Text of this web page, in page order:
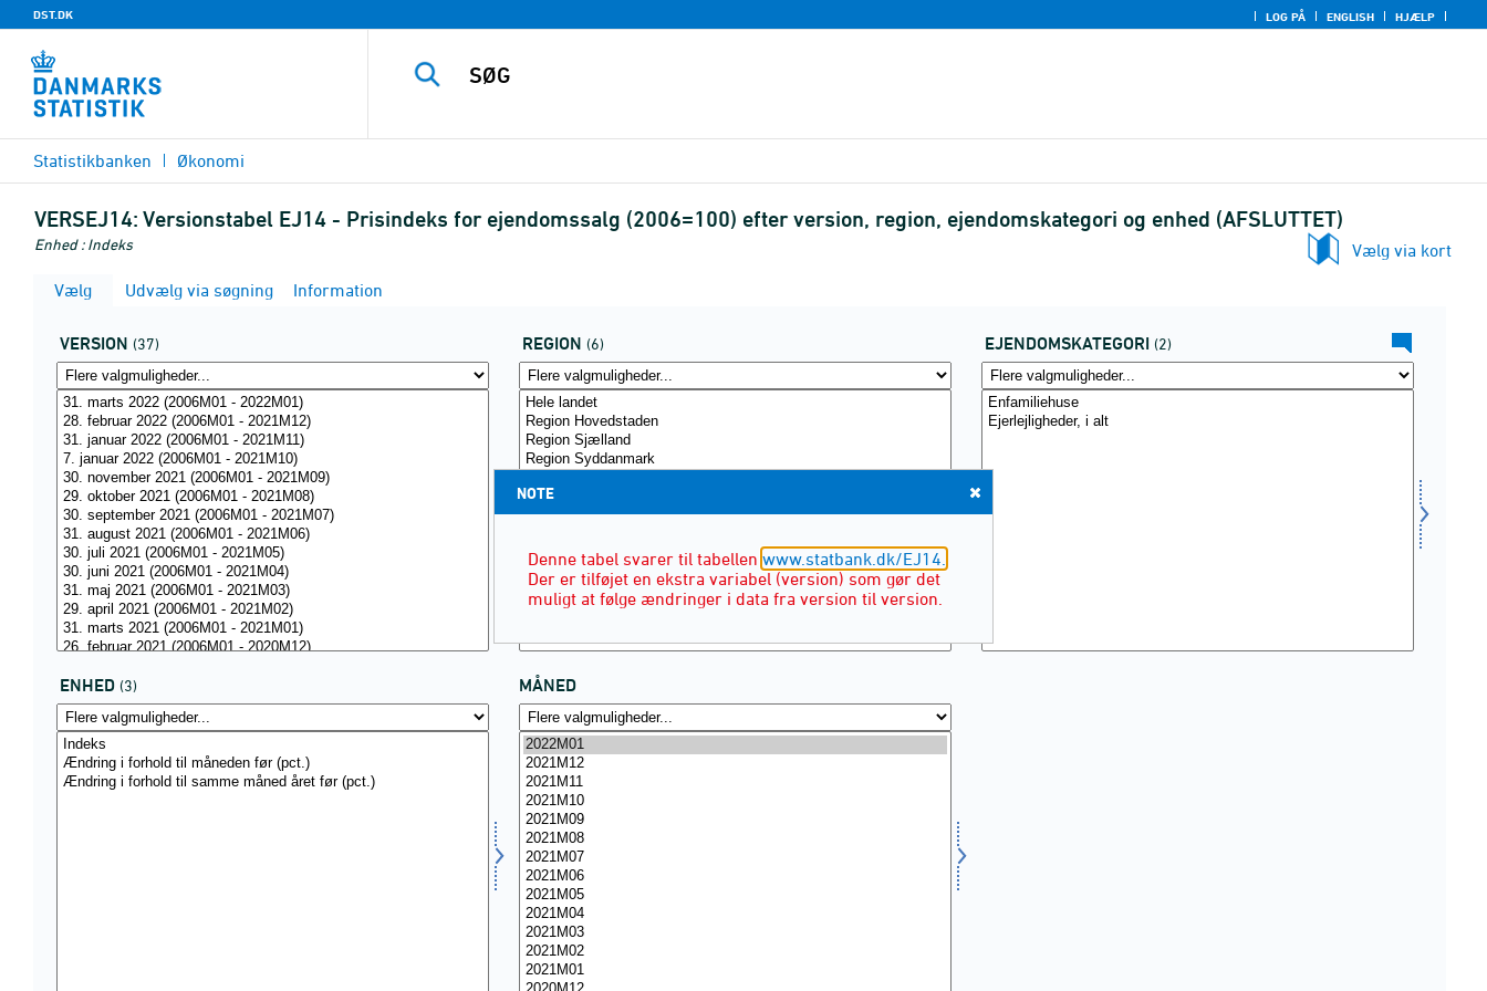
DST.DK LOG PÅ ENGLISH HJÆLP
Statistikbanken Økonomi
VERSEJ14: Versionstabel EJ14 - Prisindeks for ejendomssalg (2006=100) efter version, region, ejendomskategori og enhed (AFSLUTTET)
Enhed : Indeks
Vælg via kort
Vælg
Udvælg via søgning Information
VERSION (37) REGION (6) EJENDOMSKATEGORI (2)
ENHED (3) MÅNED
NOTE
Denne tabel svarer til tabellen www.statbank.dk/EJ14.
Der er tilføjet en ekstra variabel (version) som gør det
muligt at følge ændringer i data fra version til version.